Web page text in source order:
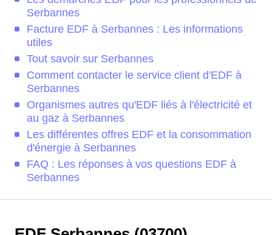
Serbannes
Facture EDF à Serbannes : Les informations
utiles
Tout savoir sur Serbannes
Comment contacter le service client d'EDF à
Serbannes
Organismes autres qu'EDF liés à l'électricité et
au gaz à Serbannes
Les différentes offres EDF et la consommation
d'énergie à Serbannes
FAQ : Les réponses à vos questions EDF à
Serbannes